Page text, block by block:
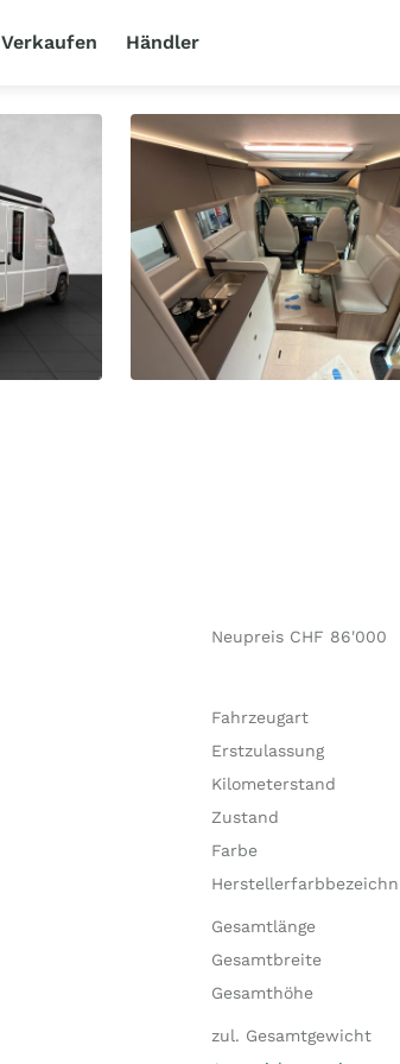
Verkaufen Händler
Neupreis CHF 86'000
Fahrzeugart
Erstzulassung
Kilometerstand
Zustand
Farbe
Gesamtlänge
Gesamtbreite
Gesamthöhe
zul. Gesamtgewicht